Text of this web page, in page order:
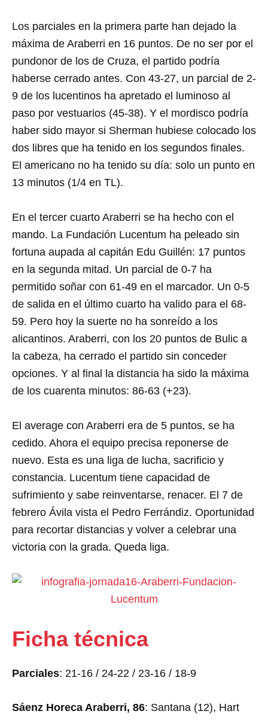
Los parciales en la primera parte han dejado la
máxima de Araberri en 16 puntos. De no ser por el
pundonor de los de Cruza, el partido podría
haberse cerrado antes. Con 43-27, un parcial de 2-
9 de los lucentinos ha apretado el luminoso al
paso por vestuarios (45-38). Y el mordisco podría
haber sido mayor si Sherman hubiese colocado los
dos libres que ha tenido en los segundos finales.
El americano no ha tenido su día: solo un punto en
13 minutos (1/4 en TL).
En el tercer cuarto Araberri se ha hecho con el
mando. La Fundación Lucentum ha peleado sin
fortuna aupada al capitán Edu Guillén: 17 puntos
en la segunda mitad. Un parcial de 0-7 ha
permitido soñar con 61-49 en el marcador. Un 0-5
de salida en el último cuarto ha valido para el 68-
59. Pero hoy la suerte no ha sonreído a los
alicantinos. Araberri, con los 20 puntos de Bulic a
la cabeza, ha cerrado el partido sin conceder
opciones. Y al final la distancia ha sido la máxima
de los cuarenta minutos: 86-63 (+23).
El average con Araberri era de 5 puntos, se ha
cedido. Ahora el equipo precisa reponerse de
nuevo. Esta es una liga de lucha, sacrificio y
constancia. Lucentum tiene capacidad de
sufrimiento y sabe reinventarse, renacer. El 7 de
febrero Ávila vista el Pedro Ferrándiz. Oportunidad
para recortar distancias y volver a celebrar una
victoria con la grada. Queda liga.
Ficha técnica
Parciales: 21-16 / 24-22 / 23-16 / 18-9
Sáenz Horeca Araberri, 86: Santana (12), Hart